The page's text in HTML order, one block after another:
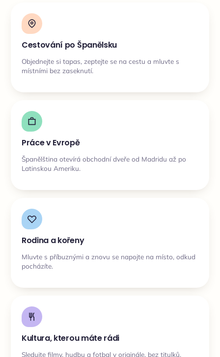
Cestování po Španělsku
Objednejte si tapas, zeptejte se na cestu a mluvte s
místními bez zaseknutí.
Práce v Evropě
Španělština otevírá obchodní dveře od Madridu až po
Latinskou Ameriku.
Rodina a kořeny
Mluvte s příbuznými a znovu se napojte na místo, odkud
pocházíte.
Kultura, kterou máte rádi
Sledujte filmy, hudbu a fotbal v originále, bez titulků.